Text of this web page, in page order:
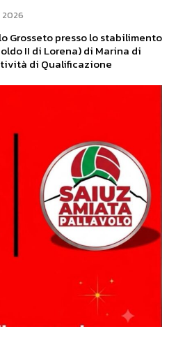
2026
Grosseto presso lo stabilimento
II di Lorena) di Marina di
di Qualificazione